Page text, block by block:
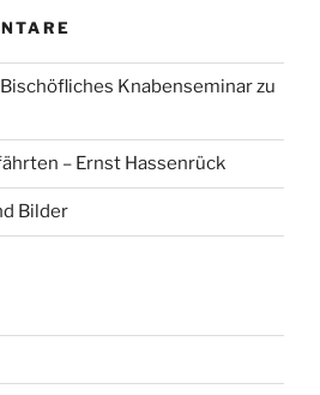
Bischöfliches Knabenseminar zu
– Ernst Hassenrück
Bilder